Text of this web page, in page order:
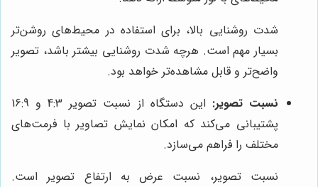
شدت روشنایی بالا، برای استفاده در محیط‌های روشن‌تر
بسیار مهم است. هرچه شدت روشنایی بیشتر باشد، تصویر
واضح‌تر و قابل مشاهده‌تر خواهد بود.
نسبت تصویر:
این دستگاه از نسبت تصویر 4:3 و 16:9
پشتیبانی می‌کند که امکان نمایش تصاویر با فرمت‌های
مختلف را فراهم می‌سازد.
نسبت تصویر، نسبت عرض به ارتفاع تصویر است.